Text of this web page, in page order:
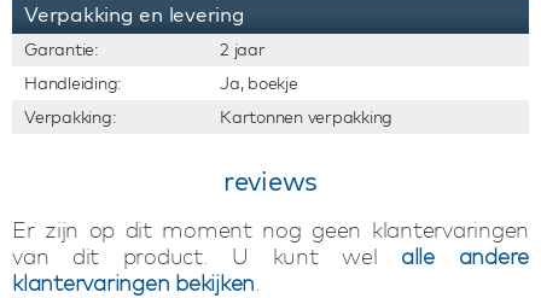
Verpakking en levering
Garantie:
2 jaar
Handleiding:
Ja, boekje
Verpakking:
Kartonnen verpakking
reviews
Er zijn op dit moment nog geen klantervaringen
van dit product. U kunt wel alle andere
klantervaringen bekijken.